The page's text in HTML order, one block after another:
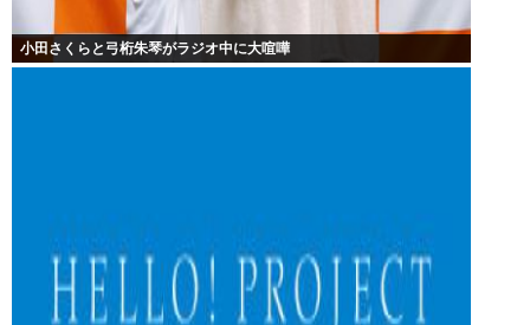
小田さくらと弓桁朱琴がラジオ中に大喧嘩